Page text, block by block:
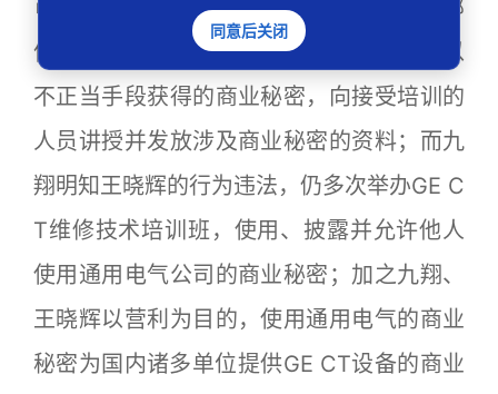
可其使用的培训资料与通用电气主张的内部
信息相同；王晓辉违反保密约定，利用其以
不正当手段获得的商业秘密，向接受培训的
人员讲授并发放涉及商业秘密的资料；而九
翔明知王晓辉的行为违法，仍多次举办GE C
T维修技术培训班，使用、披露并允许他人
使用通用电气公司的商业秘密；加之九翔、
王晓辉以营利为目的，使用通用电气的商业
秘密为国内诸多单位提供GE CT设备的商业
同意后关闭